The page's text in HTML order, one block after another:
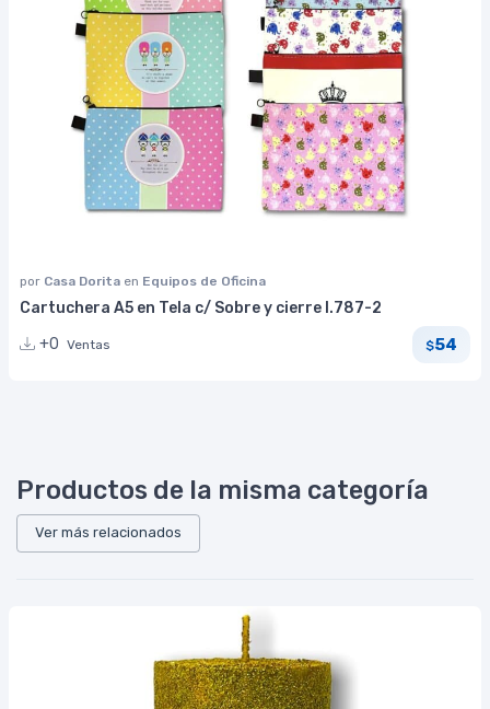
por Casa Dorita en Equipos de Oficina
Cartuchera A5 en Tela c/ Sobre y cierre I.787-2
+0 Ventas $54
Productos de la misma categoría
Ver más relacionados